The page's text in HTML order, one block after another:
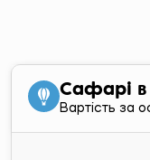
Сафарі в
Вартість за